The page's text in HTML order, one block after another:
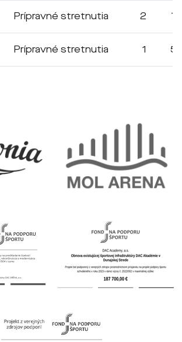
Prípravné stretnutia 2
Prípravné stretnutia 1